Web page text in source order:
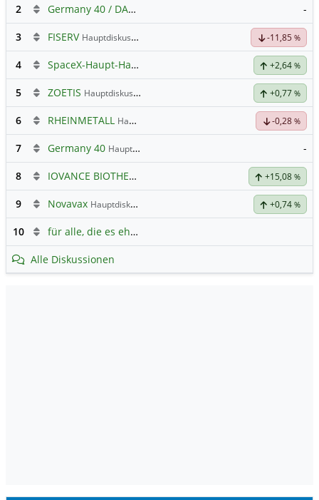
2 Germany 40 / DAX Prognose -
3 FISERV Hauptdiskussion -11,85 %
4 SpaceX-Haupt-Hauptforum +2,64 %
5 ZOETIS Hauptdiskussion +0,77 %
6 RHEINMETALL Hauptdiskussion -0,28 %
7 Germany 40 Hauptdiskussion -
8 IOVANCE BIOTHERAP.DL-,001 +15,08 %
9 Novavax Hauptdiskussion +0,74 %
10 für alle, die es ehrlich meinen beim Traden.
Alle Diskussionen